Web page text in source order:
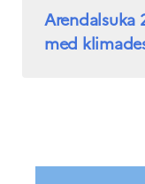
Arendalsuka
med